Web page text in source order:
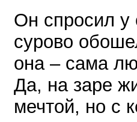
Он спросил у
сурово
она – сама
Да, на заре
мечтой, но с